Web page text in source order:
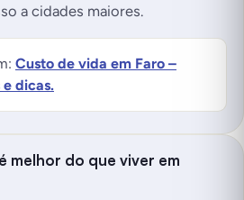
a cidades maiores.
Custo de vida em Faro –
e dicas.
melhor do que viver em